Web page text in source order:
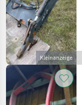
Hauer
Stoll
Alö
Metal-Technik
Hydrac
Kleinanzeige